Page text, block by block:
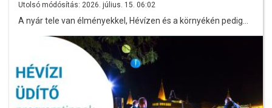
Utolsó módósítás: 2026. július. 15. 06:02
A nyár tele van élményekkel, Hévízen és a környékén pedig…